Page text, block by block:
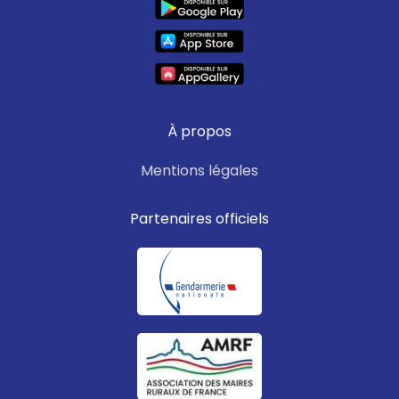
Aurignac, Auzas, Beauchalot,
Boussens,
Bouzins, Castillon-de-Saint-
Martory, Cazeneuve-Montaut,
Fréchet, Labarthe-Inard,
Laffite-Toupière, Landorthe,
Latoue, Lescuns,
Montoulieu-SaintBernard,
Peyrouzet, Pointis-de-Rivière,
Ponlat-Taillebourg, Proupiary,
SaintElix-Seglan, Saint-
Gaudens, Saint-Médard, Sana,
Savarthès, Sepx,
Terrebasse, Valentine,
Villeneuve-de-Rivière
À propos
Mentions légales
Partenaires officiels